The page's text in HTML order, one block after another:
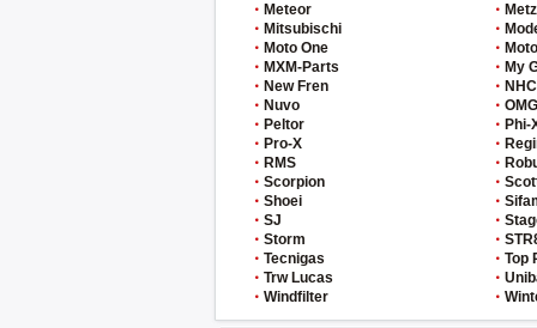
Meteor
Mitsubischi
Moto One
MXM-Parts
New Fren
Nuvo
Peltor
Pro-X
RMS
Scorpion
Shoei
SJ
Storm
Tecnigas
Trw Lucas
Windfilter
My
NHC
OMG
Phi-
Top